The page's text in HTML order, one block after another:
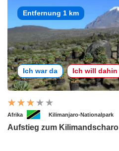
Entfernung 1 km
Ich war da Ich will dahin
Afrika Kilimanjaro-Nationalpark
Aufstieg zum Kilimandscharo